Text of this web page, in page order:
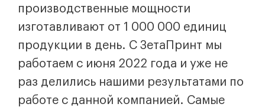
производственные мощности
изготавливают от 1 000 000 единиц
продукции в день. С ЗетаПринт мы
работаем с июня 2022 года и уже не
раз делились нашими результатами по
работе с данной компанией. Самые